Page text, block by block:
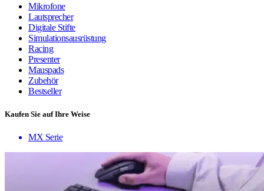
Mikrofone
Lautsprecher
Digitale Stifte
Simulationsausrüstung
Racing
Presenter
Mauspads
Zubehör
Bestseller
Kaufen Sie auf Ihre Weise
MX Serie